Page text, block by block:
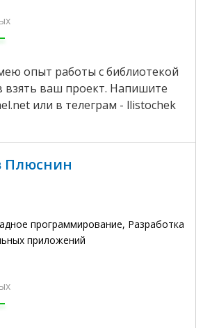
опыт работы с библиотекой
взять ваш проект. Напишите
или в телеграм - llistochek
Плюснин
программирование, Разработка
приложений